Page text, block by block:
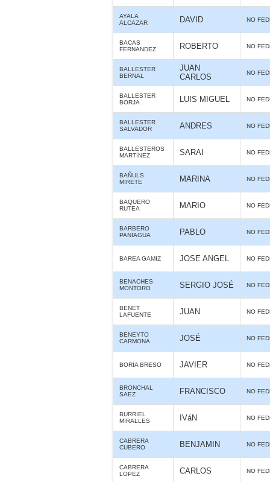
AYALA
ALCAZAR
DAVID NO
BACAS
FERNANDEZ
ROBERTO NO
BALLESTER
BERNAL
JUAN
CARLOS
NO
BALLESTER
BORJA
LUIS MIGUEL NO
BALLESTER
SALVADOR
ANDRES NO
BALLESTEROS
MARTíNEZ
SARAI NO
BAÑULS
MIRETE
MARINA NO
BAQUERO
RUTEA
MARIO NO
BARBERO
PANIAGUA
PABLO NO
BAREA GAMIZ JOSE ANGEL NO
BENACHES
MONTORO
SERGIO JOSÉ NO
BENET
LAFUENTE
JUAN NO
BENEYTO
CARMONA
JOSÉ NO
BORIA BRESO JAVIER NO
BRONCHAL
SAEZ
FRANCISCO NO
BURRIEL
MIRALLES
IVáN NO
CABRERA
CUBERO
BENJAMIN NO
CABRERA
LOPEZ
CARLOS NO